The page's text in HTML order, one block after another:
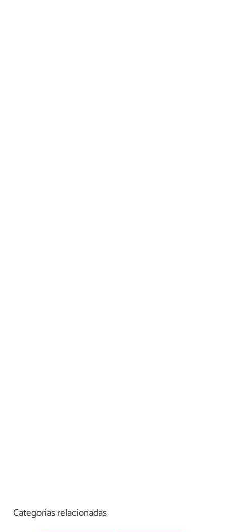
Categorías relacionadas